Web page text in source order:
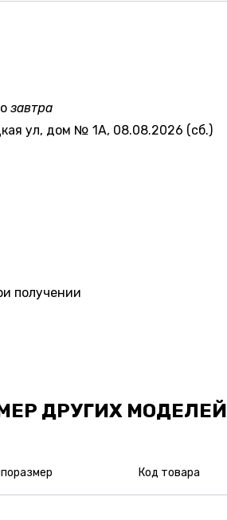
завтра
ул, дом № 1А, 08.08.2026 (сб.)
получении
ДРУГИХ МОДЕЛЕЙ
Код товара